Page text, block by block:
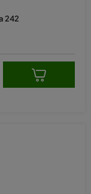
242